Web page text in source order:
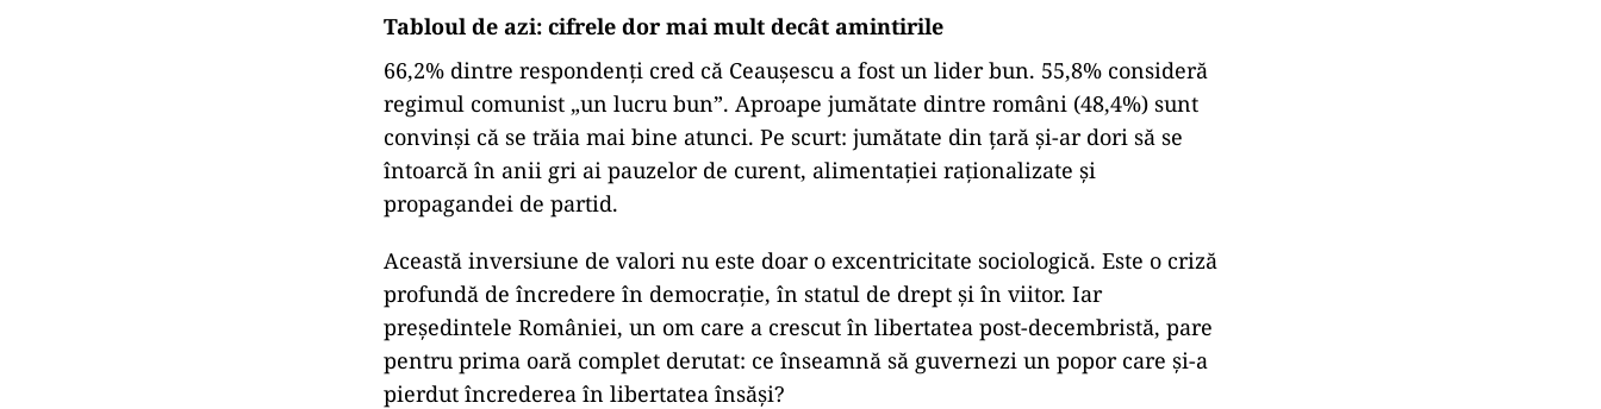
Tabloul de azi: cifrele dor mai mult decât amintirile
66,2% dintre respondenți cred că Ceaușescu a fost un lider bun. 55,8% consideră
regimul comunist „un lucru bun”. Aproape jumătate dintre români (48,4%) sunt
convinși că se trăia mai bine atunci. Pe scurt: jumătate din țară și-ar dori să se
întoarcă în anii gri ai pauzelor de curent, alimentației raționalizate și
propagandei de partid.
Această inversiune de valori nu este doar o excentricitate sociologică. Este o criză
profundă de încredere în democrație, în statul de drept și în viitor. Iar
președintele României, un om care a crescut în libertatea post-decembristă, pare
pentru prima oară complet derutat: ce înseamnă să guvernezi un popor care și-a
pierdut încrederea în libertatea însăși?